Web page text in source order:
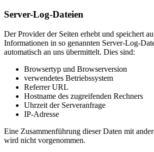
Server-Log-Dateien
Der Provider der Seiten erhebt und speichert
Informationen in so genannten Server-Log-
automatisch an uns übermittelt. Dies sind:
Browsertyp und Browserversion
verwendetes Betriebssystem
Referrer URL
Hostname des zugreifenden Rechners
Uhrzeit der Serveranfrage
IP-Adresse
Eine Zusammenführung dieser Daten mit
wird nicht vorgenommen.